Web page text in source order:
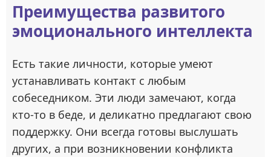
Преимущества развитого
эмоционального интеллекта
Есть такие личности, которые умеют
устанавливать контакт с любым
собеседником. Эти люди замечают, когда
кто-то в беде, и деликатно предлагают свою
поддержку. Они всегда готовы выслушать
других, а при возникновении конфликта